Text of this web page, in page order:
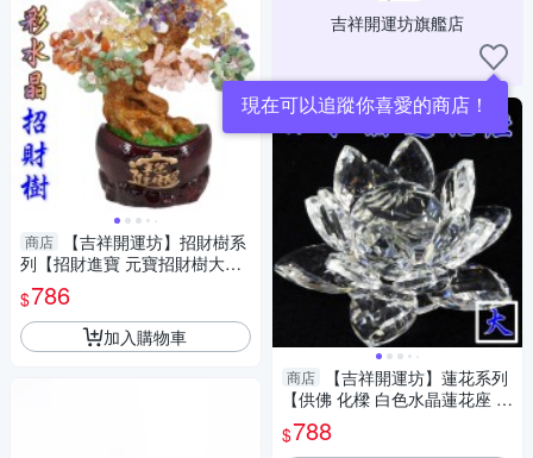
商店
【吉祥開運坊】招財樹系
列【招財進寶 元寶招財樹大型
天然水晶招財樹 】 淨化開光 擇
日
$786
加入購物車
吉祥開運坊旗艦店
現在可以追蹤你喜愛的商店！
商店
【吉祥開運坊】蓮花系列
【供佛 化樑 白色水晶蓮花座 大
型】開光 擇日
$788